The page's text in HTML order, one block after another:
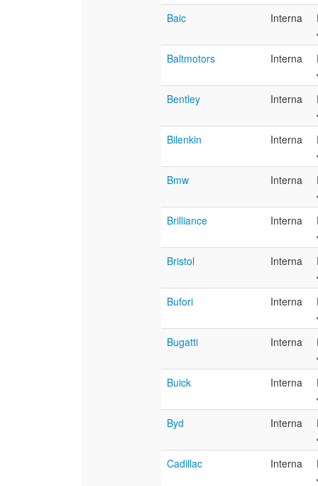
Baic
Interna
Baltmotors
Interna
Bentley
Interna
Bilenkin
Interna
Bmw
Interna
Brilliance
Interna
Bristol
Interna
Bufori
Interna
Bugatti
Interna
Buick
Interna
Byd
Interna
Cadillac
Interna